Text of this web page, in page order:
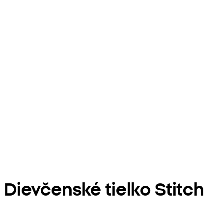
Dievčenské tielko Stitch